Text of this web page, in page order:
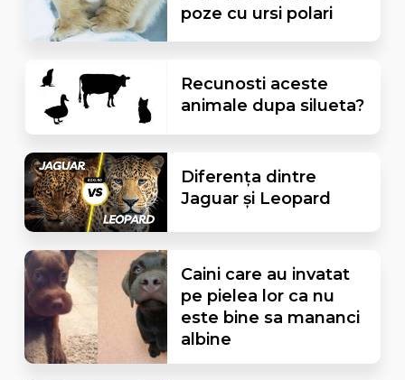
poze cu ursi polari
Recunosti aceste
animale dupa silueta?
Diferența dintre
Jaguar și Leopard
Caini care au invatat
pe pielea lor ca nu
este bine sa mananci
albine